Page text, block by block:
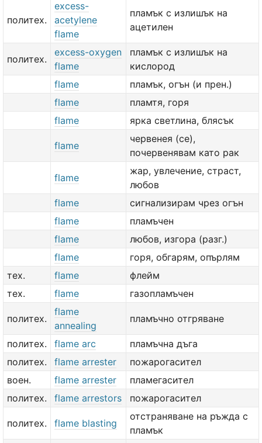
политех.
excess-
acetylene
flame
пламък с излишък на
ацетилен
политех.
excess-oxygen
flame
пламък с излишък на
кислород
flame
пламък, огън (и прен.)
flame
пламтя, горя
flame
ярка светлина, блясък
flame
червенея (се),
почервенявам като рак
flame
жар, увлечение, страст,
любов
flame
сигнализирам чрез огън
flame
пламъчен
flame
любов, изгора (разг.)
flame
горя, обгарям, опърлям
тех.
flame
флейм
тех.
flame газопламъчен
политех.
flame
annealing
пламъчно отгряване
политех. flame arc
пламъчна дъга
политех.
flame arrester
пожарогасител
воен.
flame arrester
пламегасител
политех.
flame arrestors пожарогасител
политех. flame blasting
отстраняване на ръжда с
пламък